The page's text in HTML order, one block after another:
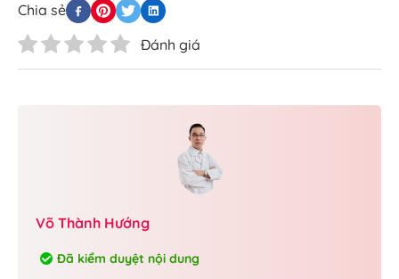
Chia sẻ
Đánh giá
Võ Thành Hướng
Đã kiểm duyệt nội dung